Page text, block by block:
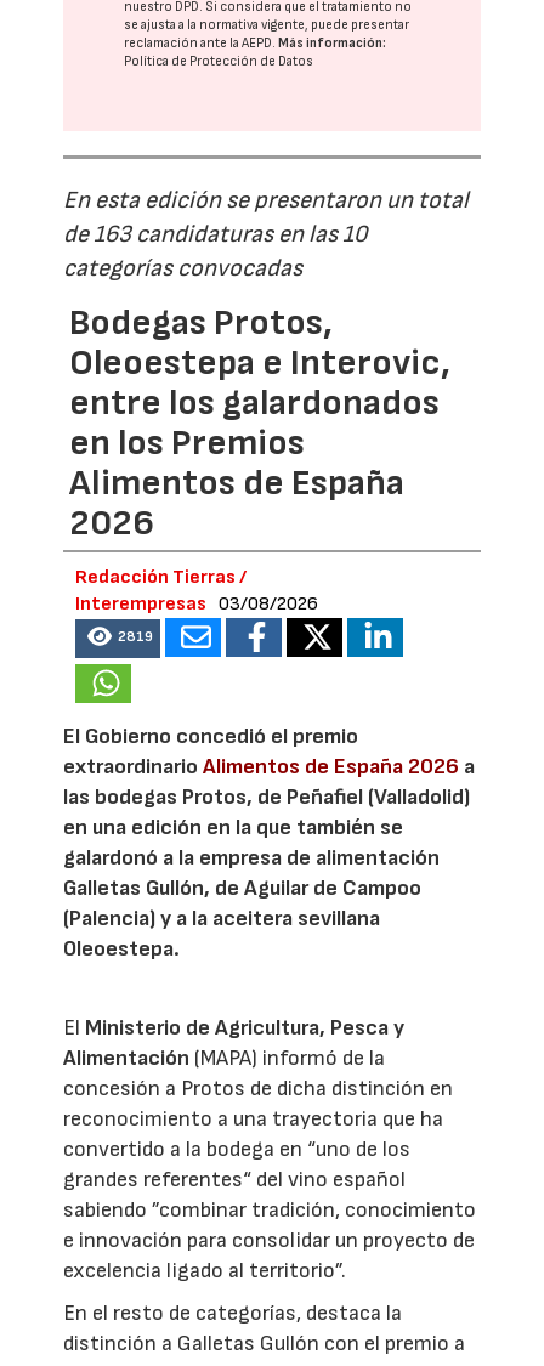
nuestro DPD. Si considera que el tratamiento no
se ajusta a la normativa vigente, puede presentar
reclamación ante laAEPD.Más información:
Política de Protección de Datos
En esta edición se presentaron un total
de 163 candidaturas en las 10
categorías convocadas
Bodegas Protos,
Oleoestepa e Interovic,
entre los galardonados
en los Premios
Alimentos de España
2026
Redacción Tierras /
Interempresas
03/08/2026
2819
El Gobierno concedió el premio
extraordinarioAlimentos de España 2026 a
las bodegas Protos, de Peñafiel (Valladolid)
en una edición en la que también se
galardonó a la empresa de alimentación
Galletas Gullón, de Aguilar de Campoo
(Palencia) y a la aceitera sevillana
Oleoestepa.
El Ministerio de Agricultura, Pesca y
Alimentación (MAPA) informó de la
concesión a Protos de dicha distinción en
reconocimiento a una trayectoria que ha
convertido a la bodega en “uno de los
grandes referentes“ del vino español
sabiendo ”combinar tradición, conocimiento
e innovación para consolidar un proyecto de
excelencia ligado al territorio”.
En el resto de categorías, destaca la
distinción a Galletas Gullón con el premio a